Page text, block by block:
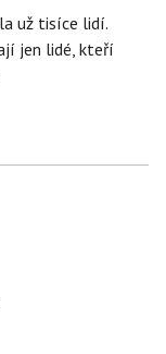
už tisíce lidí.
jen lidé, kteří